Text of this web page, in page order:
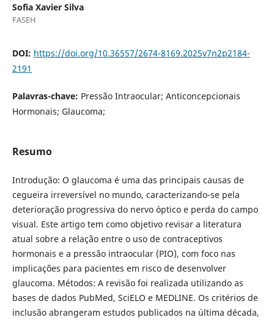
Sofia Xavier Silva
FASEH
DOI: https://doi.org/10.36557/2674-8169.2025v7n2p2184-
2191
Palavras-chave: Pressão Intraocular; Anticoncepcionais
Hormonais; Glaucoma;
Resumo
Introdução: O glaucoma é uma das principais causas de
cegueira irreversível no mundo, caracterizando-se pela
deterioração progressiva do nervo óptico e perda do campo
visual. Este artigo tem como objetivo revisar a literatura
atual sobre a relação entre o uso de contraceptivos
hormonais e a pressão intraocular (PIO), com foco nas
implicações para pacientes em risco de desenvolver
glaucoma. Métodos: A revisão foi realizada utilizando as
bases de dados PubMed, SciELO e MEDLINE. Os critérios de
inclusão abrangeram estudos publicados na última década,